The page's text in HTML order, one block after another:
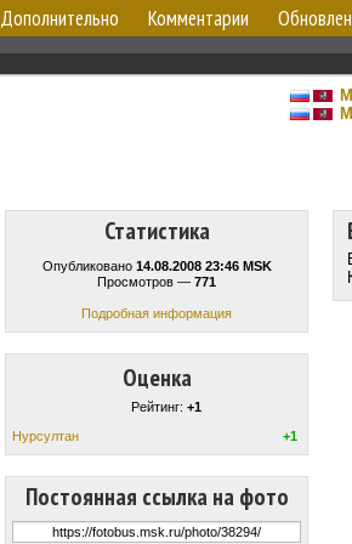
Дополнительно Комментарии
Статистика
Опубликовано 14.08.2008 23:46 MSK
Просмотров — 771
Подробная информация
Оценка
Рейтинг: +1
Нурсултан
+1
Постоянная ссылка на фото